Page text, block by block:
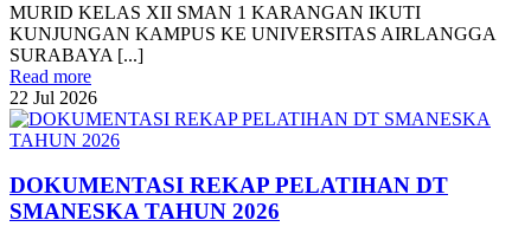
MURID KELAS XII SMAN 1 KARANGAN IKUTI
KUNJUNGAN KAMPUS KE UNIVERSITAS AIRLANGGA
SURABAYA [...]
Read more
22 Jul 2026
DOKUMENTASI REKAP PELATIHAN DT
SMANESKA TAHUN 2026